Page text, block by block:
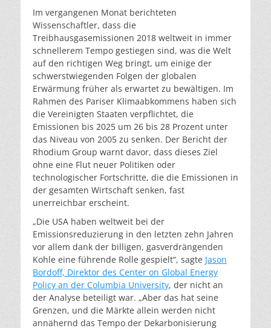
Im vergangenen Monat berichteten
Wissenschaftler, dass die
Treibhausgasemissionen 2018 weltweit in immer
schnellerem Tempo gestiegen sind, was die Welt
auf den richtigen Weg bringt, um einige der
schwerstwiegenden Folgen der globalen
Erwärmung früher als erwartet zu bewältigen. Im
Rahmen des Pariser Klimaabkommens haben sich
die Vereinigten Staaten verpflichtet, die
Emissionen bis 2025 um 26 bis 28 Prozent unter
das Niveau von 2005 zu senken. Der Bericht der
Rhodium Group warnt davor, dass dieses Ziel
ohne eine Flut neuer Politiken oder
technologischer Fortschritte, die die Emissionen in
der gesamten Wirtschaft senken, fast
unerreichbar erscheint.
„Die USA haben weltweit bei der
Emissionsreduzierung in den letzten zehn Jahren
vor allem dank der billigen, gasverdrängenden
Kohle eine führende Rolle gespielt“, sagte Jason
Bordoff, Direktor des Center on Global Energy
Policy an der Columbia University, der nicht an
der Analyse beteiligt war. „Aber das hat seine
Grenzen, und die Märkte allein werden nicht
annähernd das Tempo der Dekarbonisierung